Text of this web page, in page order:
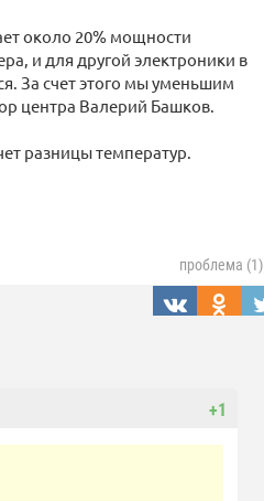
около 20% мощности
и для другой электроники в
За счет этого мы уменьшим
центра Валерий Башков.
разницы температур.
проблема (1)
+1